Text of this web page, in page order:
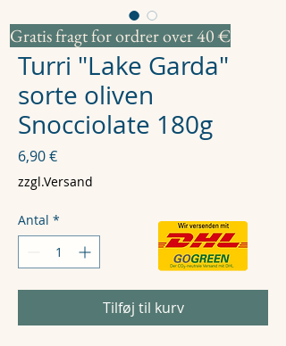
Varenr.: 0016
Turri "Lake Garda"
sorte oliven
Snocciolate 180g
6,90 €Pris
zzgl.Versand
Antal *
Tilføj til kurv
Gratis fragt for ordrer over 40 €